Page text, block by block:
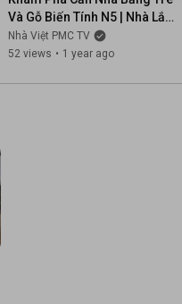
Và Gỗ Biến Tính N5 | Nhà Lắp
Ghép Sang Trọng, Tiện Nghi
Chỉ Từ 308 Triệu!
Nhà Việt PMC TV
52 views • 1 year ago